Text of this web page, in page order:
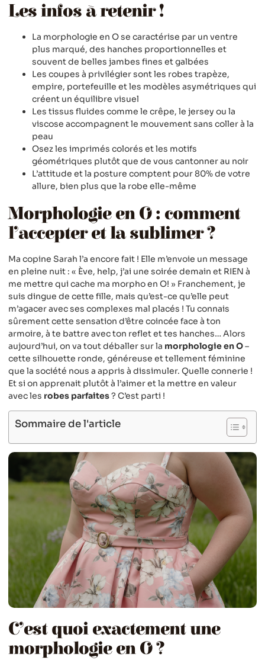
Les infos à retenir !
La morphologie en O se caractérise par un ventre
plus marqué, des hanches proportionnelles et
souvent de belles jambes fines et galbées
Les coupes à privilégier sont les robes trapèze,
empire, portefeuille et les modèles asymétriques qui
créent un équilibre visuel
Les tissus fluides comme le crêpe, le jersey ou la
viscose accompagnent le mouvement sans coller à la
peau
Osez les imprimés colorés et les motifs
géométriques plutôt que de vous cantonner au noir
L’attitude et la posture comptent pour 80% de votre
allure, bien plus que la robe elle-même
Morphologie en O : comment
l’accepter et la sublimer ?
Ma copine Sarah l’a encore fait ! Elle m’envoie un message
en pleine nuit : « Ève, help, j’ai une soirée demain et RIEN à
me mettre qui cache ma morpho en O! » Franchement, je
suis dingue de cette fille, mais qu’est-ce qu’elle peut
m’agacer avec ses complexes mal placés ! Tu connais
sûrement cette sensation d’être coincée face à ton
armoire, à te battre avec ton reflet et tes hanches… Alors
aujourd’hui, on va tout déballer sur la morphologie en O–
cette silhouette ronde, généreuse et tellement féminine
que la société nous a appris à dissimuler. Quelle connerie !
Et si on apprenait plutôt à l’aimer et la mettre en valeur
avec les robes parfaites? C’est parti !
Sommaire de l'article
C’est quoi exactement une
morphologie en O ?